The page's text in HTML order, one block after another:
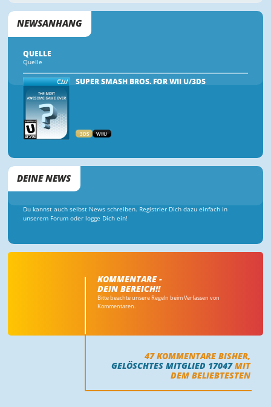
NEWSANHANG
QUELLE
Quelle
SUPER SMASH BROS. FOR WII U/3DS
3DS WIIU
DEINE NEWS
Du kannst auch selbst News schreiben. Registrier Dich dazu einfach in
unserem Forum oder logge Dich ein!
KOMMENTARE -
DEIN BEREICH!!
Bitte beachte unsere Regeln beim Verfassen von
Kommentaren.
47KOMMENTARE BISHER,
GELÖSCHTES MITGLIED 17047MIT
DEM BELIEBTESTEN